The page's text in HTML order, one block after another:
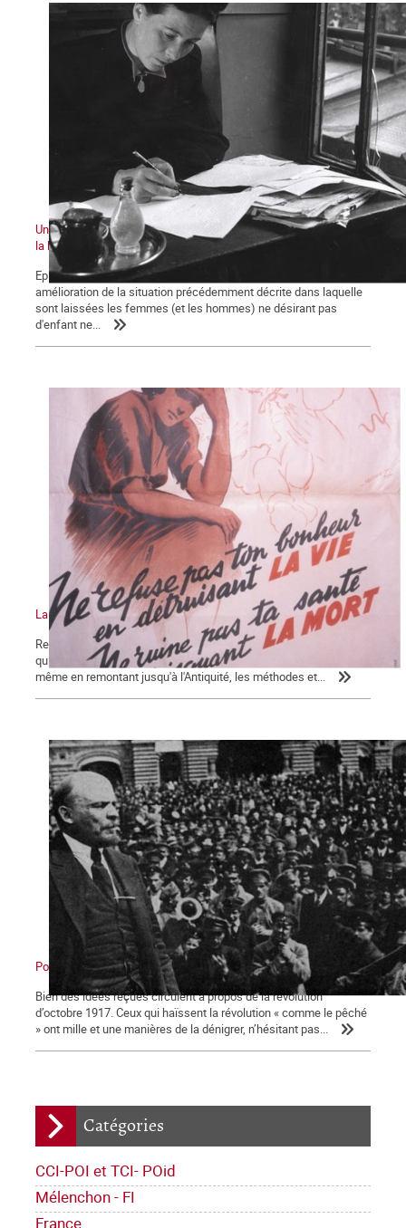
Catégories
CCI-POI et TCI- POid
Mélenchon - FI
France
Une histoire du ventre des femmes au XXe siècle : la bataille pour
la légalisation de l'avortement
Episode 3 Au lendemain de la seconde guerre mondiale, aucune
amélioration de la situation précédemment décrite dans laquelle
sont laissées les femmes (et les hommes) ne désirant pas
d'enfant ne...
La bataille pour la légalisation de l'avortement, épisode 2
Revenons sur la question essentielle à l'origine de l'hécatombe
qui a été décrit dans le premier épisode. Sous l'Ancien Régime, et
même en remontant jusqu'à l'Antiquité, les méthodes et...
Pour comprendre la révolution d’Octobre 1917
Bien des idées reçues circulent à propos de la révolution
d’octobre 1917. Ceux qui haïssent la révolution « comme le pêché
» ont mille et une manières de la dénigrer, n’hésitant pas...